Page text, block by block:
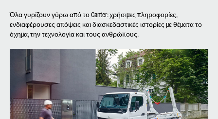
Όλα γυρίζουν γύρω από το Canter: χρήσιμες πληροφορίες,
ενδιαφέρουσες απόψεις και διασκεδαστικές ιστορίες με θέματα το
όχημα, την τεχνολογία και τους ανθρώπους.